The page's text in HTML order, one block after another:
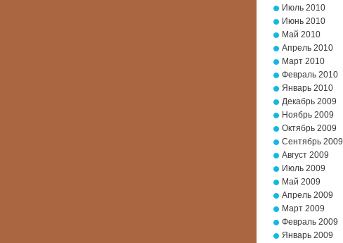
Июль 2010
Июнь 2010
Май 2010
Апрель 2010
Март 2010
Февраль 2010
Январь 2010
Декабрь 2009
Ноябрь 2009
Октябрь 2009
Сентябрь 2009
Август 2009
Июль 2009
Май 2009
Апрель 2009
Март 2009
Февраль 2009
Январь 2009